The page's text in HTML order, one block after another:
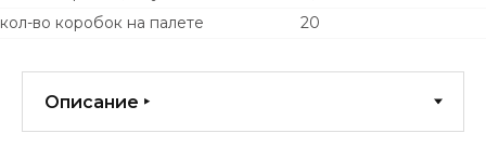
кол-во коробок на палете
20